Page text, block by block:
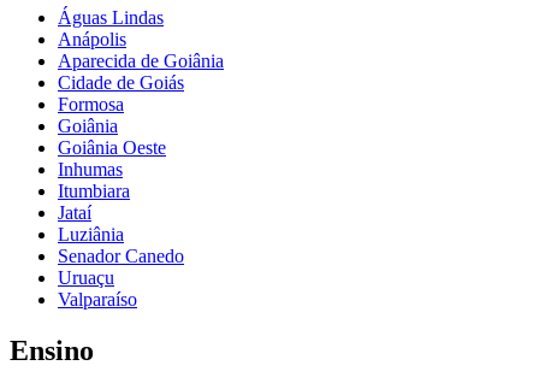
Águas Lindas
Anápolis
Aparecida de Goiânia
Cidade de Goiás
Formosa
Goiânia
Goiânia Oeste
Inhumas
Itumbiara
Jataí
Luziânia
Senador Canedo
Uruaçu
Valparaíso
Ensino